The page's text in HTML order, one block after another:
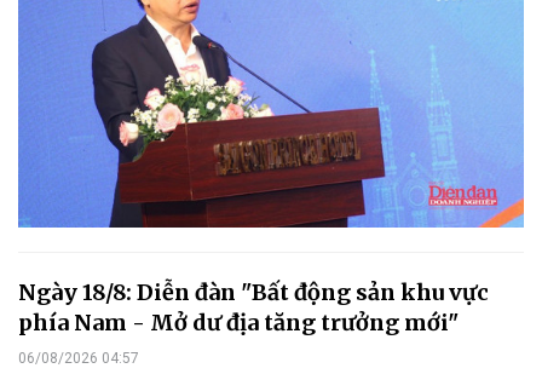
Ngày 18/8: Diễn đàn "Bất động sản khu vực
phía Nam - Mở dư địa tăng trưởng mới"
06/08/2026 04:57